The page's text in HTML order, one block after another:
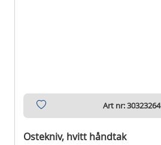
Art nr: 30323264
Ostekniv, hvitt håndtak